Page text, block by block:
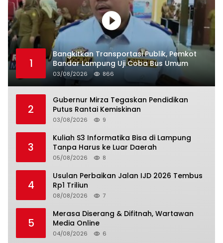
1
Bangkitkan Transportasi Publik, Pemkot
Bandar Lampung Uji Coba Bus Umum
03/08/2026 866
2
Gubernur Mirza Tegaskan Pendidikan
Putus Rantai Kemiskinan
03/08/2026 9
3
Kuliah S3 Informatika Bisa di Lampung
Tanpa Harus ke Luar Daerah
05/08/2026 8
4
Usulan Perbaikan Jalan IJD 2026 Tembus
Rp1 Triliun
08/08/2026 7
5
Merasa Diserang & Difitnah, Wartawan
Media Online
04/08/2026 6